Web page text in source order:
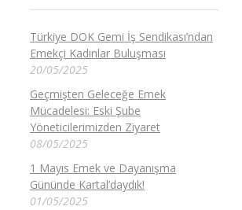
Türkiye DOK Gemi İş Sendikası’ndan
Emekçi Kadınlar Buluşması
20/05/2025
Geçmişten Geleceğe Emek
Mücadelesi: Eski Şube
Yöneticilerimizden Ziyaret
08/05/2025
1 Mayıs Emek ve Dayanışma
Gününde Kartal’daydık!
01/05/2025